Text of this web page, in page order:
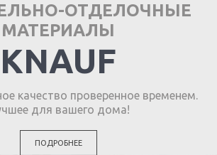
ОТДЕЛОЧНЫЕ
МАТЕРИАЛЫ
KNAUF
качество проверенное временем.
для вашего дома!
ПОДРОБНЕЕ